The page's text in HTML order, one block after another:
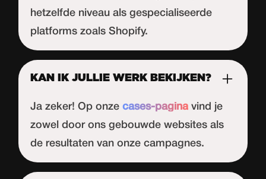
hetzelfde niveau als gespecialiseerde
platforms zoals Shopify.
KAN IK JULLIE WERK BEKIJKEN?
Ja zeker! Op onzecases-pagina vind je
zowel door ons gebouwde websites als
de resultaten van onze campagnes.